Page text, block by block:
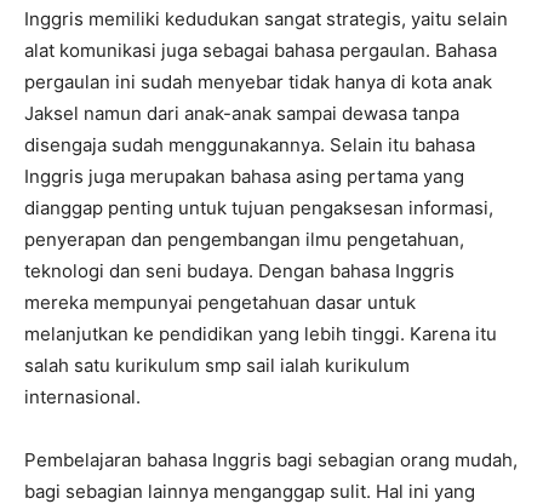
Inggris memiliki kedudukan sangat strategis, yaitu selain
alat komunikasi juga sebagai bahasa pergaulan. Bahasa
pergaulan ini sudah menyebar tidak hanya di kota anak
Jaksel namun dari anak-anak sampai dewasa tanpa
disengaja sudah menggunakannya. Selain itu bahasa
Inggris juga merupakan bahasa asing pertama yang
dianggap penting untuk tujuan pengaksesan informasi,
penyerapan dan pengembangan ilmu pengetahuan,
teknologi dan seni budaya. Dengan bahasa Inggris
mereka mempunyai pengetahuan dasar untuk
melanjutkan ke pendidikan yang lebih tinggi. Karena itu
salah satu kurikulum smp sail ialah kurikulum
internasional.
Pembelajaran bahasa Inggris bagi sebagian orang mudah,
bagi sebagian lainnya menganggap sulit. Hal ini yang